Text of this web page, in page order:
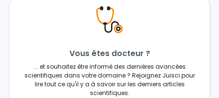
Vous êtes docteur ?
... et souhaitez être informé des dernières avancées
scientifiques dans votre domaine ? Rejoignez Juisci pour
lire tout ce qu'il y a à savoir sur les derniers articles
scientifiques.